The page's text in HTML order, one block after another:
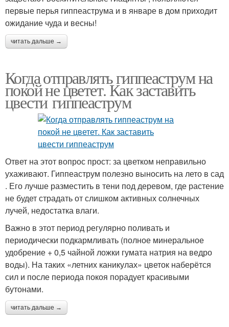
первые перья гиппеаструма и в январе в дом приходит
ожидание чуда и весны!
читать дальше →
Когда отправлять гиппеаструм на
покой не цветет. Как заставить
цвести гиппеаструм
Ответ на этот вопрос прост: за цветком неправильно
ухаживают. Гиппеаструм полезно выносить на лето в сад
. Его лучше разместить в тени под деревом, где растение
не будет страдать от слишком активных солнечных
лучей, недостатка влаги.
Важно в этот период регулярно поливать и
периодически подкармливать (полное минеральное
удобрение + 0,5 чайной ложки гумата натрия на ведро
воды). На таких «летних каникулах» цветок наберётся
сил и после периода покоя порадует красивыми
бутонами.
читать дальше →